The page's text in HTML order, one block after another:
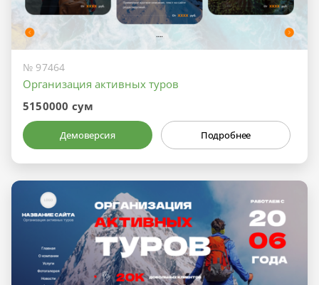
№ 97464
Организация активных туров
5150000 сум
Демоверсия Подробнее